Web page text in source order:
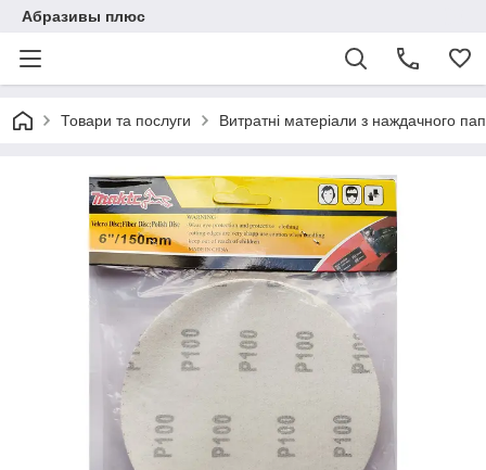
Абразивы плюс
Товари та послуги Витратні матеріали з наждачного